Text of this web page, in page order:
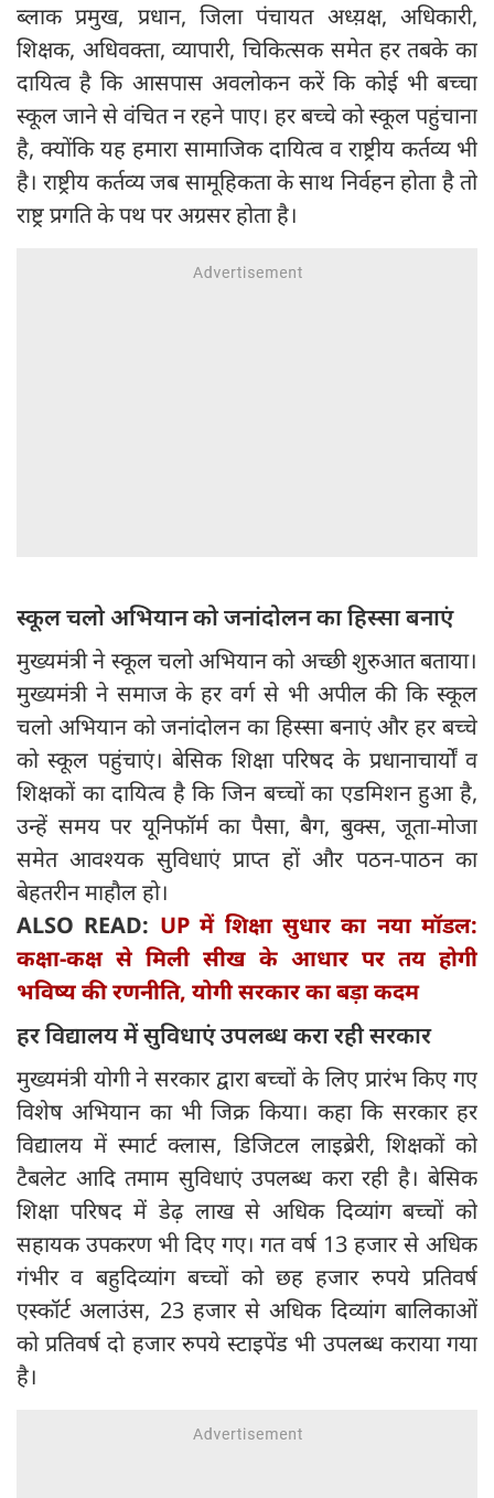
ब्लाक प्रमुख, प्रधान, जिला पंचायत अध्य़क्ष, अधिकारी,
शिक्षक, अधिवक्ता, व्यापारी, चिकित्सक समेत हर तबके का
दायित्व है कि आसपास अवलोकन करें कि कोई भी बच्चा
स्कूल जाने से वंचित न रहने पाए। हर बच्चे को स्कूल पहुंचाना
है, क्योंकि यह हमारा सामाजिक दायित्व व राष्ट्रीय कर्तव्य भी
है। राष्ट्रीय कर्तव्य जब सामूहिकता के साथ निर्वहन होता है तो
राष्ट्र प्रगति के पथ पर अग्रसर होता है।
स्कूल चलो अभियान को जनांदोलन का हिस्सा बनाएं
मुख्यमंत्री ने स्कूल चलो अभियान को अच्छी शुरुआत बताया।
मुख्यमंत्री ने समाज के हर वर्ग से भी अपील की कि स्कूल
चलो अभियान को जनांदोलन का हिस्सा बनाएं और हर बच्चे
को स्कूल पहुंचाएं। बेसिक शिक्षा परिषद के प्रधानाचार्यों व
शिक्षकों का दायित्व है कि जिन बच्चों का एडमिशन हुआ है,
उन्हें समय पर यूनिफॉर्म का पैसा, बैग, बुक्स, जूता-मोजा
समेत आवश्यक सुविधाएं प्राप्त हों और पठन-पाठन का
बेहतरीन माहौल हो।
ALSO READ: UP में शिक्षा सुधार का नया मॉडल:
कक्षा-कक्ष से मिली सीख के आधार पर तय होगी
भविष्य की रणनीति, योगी सरकार का बड़ा कदम
हर विद्यालय में सुविधाएं उपलब्ध करा रही सरकार
मुख्यमंत्री योगी ने सरकार द्वारा बच्चों के लिए प्रारंभ किए गए
विशेष अभियान का भी जिक्र किया। कहा कि सरकार हर
विद्यालय में स्मार्ट क्लास, डिजिटल लाइब्रेरी, शिक्षकों को
टैबलेट आदि तमाम सुविधाएं उपलब्ध करा रही है। बेसिक
शिक्षा परिषद में डेढ़ लाख से अधिक दिव्यांग बच्चों को
सहायक उपकरण भी दिए गए। गत वर्ष 13 हजार से अधिक
गंभीर व बहुदिव्यांग बच्चों को छह हजार रुपये प्रतिवर्ष
एस्कॉर्ट अलाउंस, 23 हजार से अधिक दिव्यांग बालिकाओं
को प्रतिवर्ष दो हजार रुपये स्टाइपेंड भी उपलब्ध कराया गया
है।